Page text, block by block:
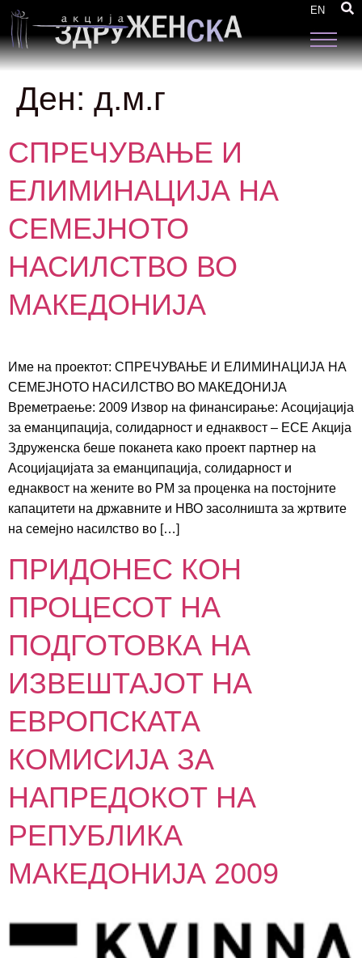
EN
Ден: д.м.г
СПРЕЧУВАЊЕ И
ЕЛИМИНАЦИЈА НА
СЕМЕЈНОТО
НАСИЛСТВО ВО
МАКЕДОНИЈА
Име на проектот: СПРЕЧУВАЊЕ И ЕЛИМИНАЦИЈА НА
СЕМЕЈНОТО НАСИЛСТВО ВО МАКЕДОНИЈА
Времетраење: 2009 Извор на финансирање: Асоцијација
за еманципација, солидарност и еднаквост – ЕСЕ Акција
Здруженска беше поканета како проект партнер на
Асоцијацијата за еманципација, солидарност и
еднаквост на жените во РМ за проценка на постојните
капацитети на државните и НВО засолништа за жртвите
на семејно насилство во […]
ПРИДОНЕС КОН
ПРОЦЕСОТ НА
ПОДГОТОВКА НА
ИЗВЕШТАЈОТ НА
ЕВРОПСКАТА
КОМИСИЈА ЗА
НАПРЕДОКОТ НА
РЕПУБЛИКА
МАКЕДОНИЈА 2009